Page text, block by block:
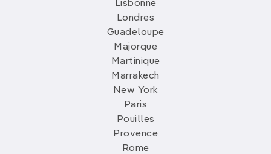
Lisbonne
Londres
Guadeloupe
Majorque
Martinique
Marrakech
New York
Paris
Pouilles
Provence
Rome